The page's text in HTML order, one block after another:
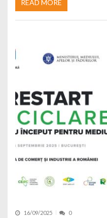
READ MORE
16/09/2025 0